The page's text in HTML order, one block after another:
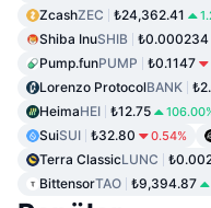
ZcashZEC ₺24,362.41
Shiba InuSHIB ₺0.000234
Pump.funPUMP ₺0.1147
Lorenzo ProtocolBANK
HeimaHEI ₺12.75
SuiSUI ₺32.80 0.54%
Terra ClassicLUNC
BittensorTAO ₺9,394.87